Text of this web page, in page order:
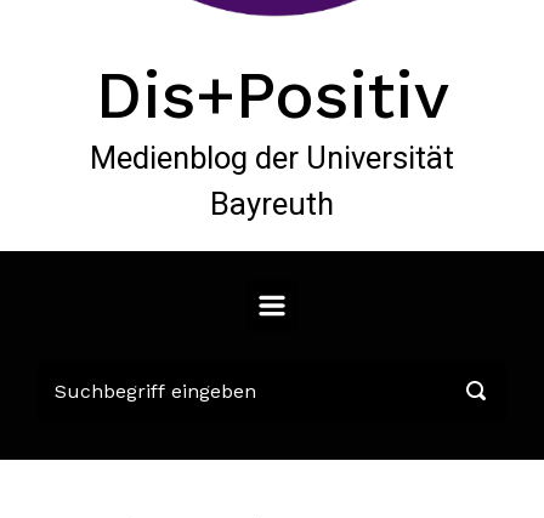
Dis+Positiv
Medienblog der Universität
Bayreuth